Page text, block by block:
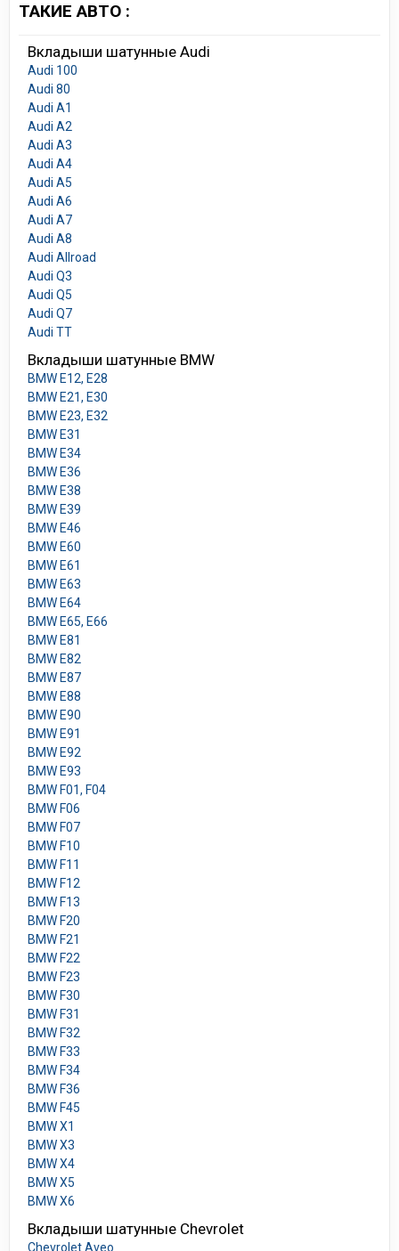
ТАКИЕ АВТО :
Вкладыши шатунные Audi
Audi 100
Audi 80
Audi A1
Audi A2
Audi A3
Audi A4
Audi A5
Audi A6
Audi A7
Audi A8
Audi Allroad
Audi Q3
Audi Q5
Audi Q7
Audi TT
Вкладыши шатунные BMW
BMW E12, E28
BMW E21, E30
BMW E23, E32
BMW E31
BMW E34
BMW E36
BMW E38
BMW E39
BMW E46
BMW E60
BMW E61
BMW E63
BMW E64
BMW E65, E66
BMW E81
BMW E82
BMW E87
BMW E88
BMW E90
BMW E91
BMW E92
BMW E93
BMW F01, F04
BMW F06
BMW F07
BMW F10
BMW F11
BMW F12
BMW F13
BMW F20
BMW F21
BMW F22
BMW F23
BMW F30
BMW F31
BMW F32
BMW F33
BMW F34
BMW F36
BMW F45
BMW X1
BMW X3
BMW X4
BMW X5
BMW X6
Вкладыши шатунные Chevrolet
Chevrolet Aveo